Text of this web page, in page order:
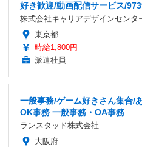
好き歓迎/動画配信サービス/
株式会社キャリアデザインセンタ
東京都
時給1,800円
派遣社員
一般事務/ゲーム好きさん集合/
OK事務 一般事務・OA事務
ランスタッド株式会社
大阪府